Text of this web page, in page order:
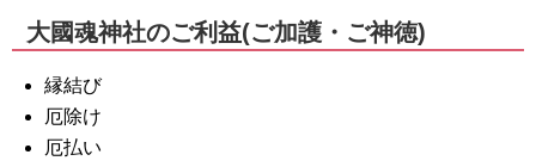
大國魂神社のご利益(ご加護・ご神徳)
縁結び
厄除け
厄払い